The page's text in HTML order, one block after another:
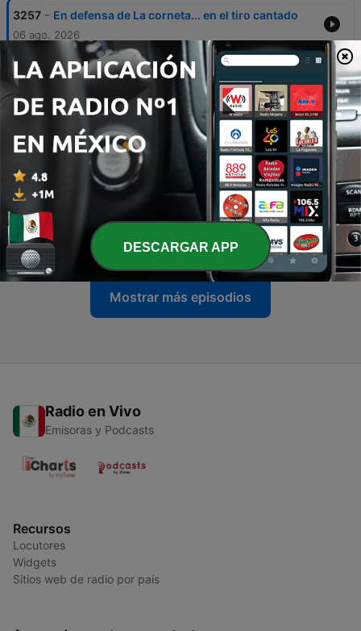
3257 - En defensa de La corneta... en el tiro cantado
06 ago. 2026
3256 No paran los tiros cantados...
04 ago. 2026
3255 Virgo Witch… en El Tlacuache
03 ago. 2026
3254 - El Rincón de los Hombres Maltratados...
30 jul. 2026
3253 Silencio... en la Corte del Diablo
29 jul. 2026
Mostrar más episodios
Radio en Vivo
Emisoras y Podcasts
Recursos
Locutores
Widgets
Sitios web de radio por país
DESCARGAR APP